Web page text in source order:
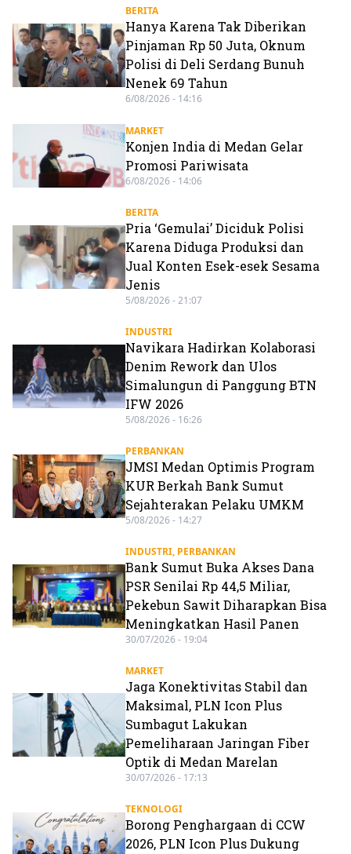
BERITA
Hanya Karena Tak Diberikan
Pinjaman Rp 50 Juta, Oknum
Polisi di Deli Serdang Bunuh
Nenek 69 Tahun
6/08/2026 - 14:16
MARKET
Konjen India di Medan Gelar
Promosi Pariwisata
6/08/2026 - 14:06
BERITA
Pria ‘Gemulai’ Diciduk Polisi
Karena Diduga Produksi dan
Jual Konten Esek-esek Sesama
Jenis
5/08/2026 - 21:07
INDUSTRI
Navikara Hadirkan Kolaborasi
Denim Rework dan Ulos
Simalungun di Panggung BTN
IFW 2026
5/08/2026 - 16:26
PERBANKAN
JMSI Medan Optimis Program
KUR Berkah Bank Sumut
Sejahterakan Pelaku UMKM
5/08/2026 - 14:27
INDUSTRI, PERBANKAN
Bank Sumut Buka Akses Dana
PSR Senilai Rp 44,5 Miliar,
Pekebun Sawit Diharapkan Bisa
Meningkatkan Hasil Panen
30/07/2026 - 19:04
MARKET
Jaga Konektivitas Stabil dan
Maksimal, PLN Icon Plus
Sumbagut Lakukan
Pemeliharaan Jaringan Fiber
Optik di Medan Marelan
30/07/2026 - 17:13
TEKNOLOGI
Borong Penghargaan di CCW
2026, PLN Icon Plus Dukung